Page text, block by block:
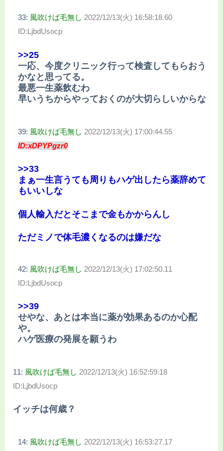
33: 風吹けば毛無し 2022/12/13(火) 16:58:18.60
ID:LjbdUsocp
>>25
一応、今度クリニック行って検査してもらおう
かなと思ってる。
最悪一生薬飲むわ
早いうちからやっておくのが大切らしいからな
39: 風吹けば毛無し 2022/12/13(火) 17:00:44.55
ID:xDPYPgzr0
>>33
まぁ一生言うても周りもハゲ出したら薬辞めて
もいいしな
個人輸入だとそこまで金もかからんし
ただミノで体毛濃くなるのは嫌だな
42: 風吹けば毛無し 2022/12/13(火) 17:02:50.11
ID:LjbdUsocp
>>39
せやな、あとは本当に薬が効果あるのか心配
や。
ハゲ医療の発展を願うわ
11: 風吹けば毛無し 2022/12/13(火) 16:52:59.18
ID:LjbdUsocp
イッチは何歳？
14: 風吹けば毛無し 2022/12/13(火) 16:53:27.17